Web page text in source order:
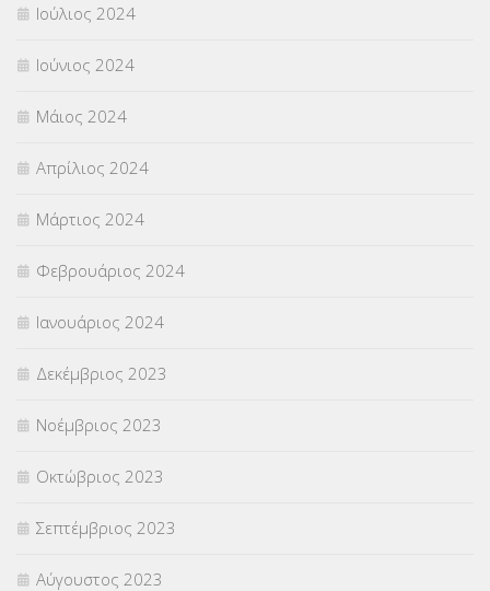
Ιούλιος 2024
Ιούνιος 2024
Μάιος 2024
Απρίλιος 2024
Μάρτιος 2024
Φεβρουάριος 2024
Ιανουάριος 2024
Δεκέμβριος 2023
Νοέμβριος 2023
Οκτώβριος 2023
Σεπτέμβριος 2023
Αύγουστος 2023